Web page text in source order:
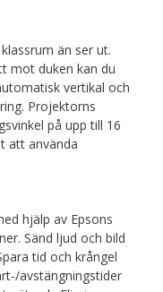
än ser ut.
mot duken kan du
vertikal och
Projektorns
på upp till 16
att använda
hjälp av Epsons
Sänd ljud och bild
tid och krångel
avstängningstider